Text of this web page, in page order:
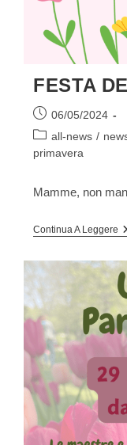
FESTA
Articolo
pubblicato:
06/05/2024
Categoria
dell'articolo:
all-news /
primavera
Mamme, non
Continua A Leggere